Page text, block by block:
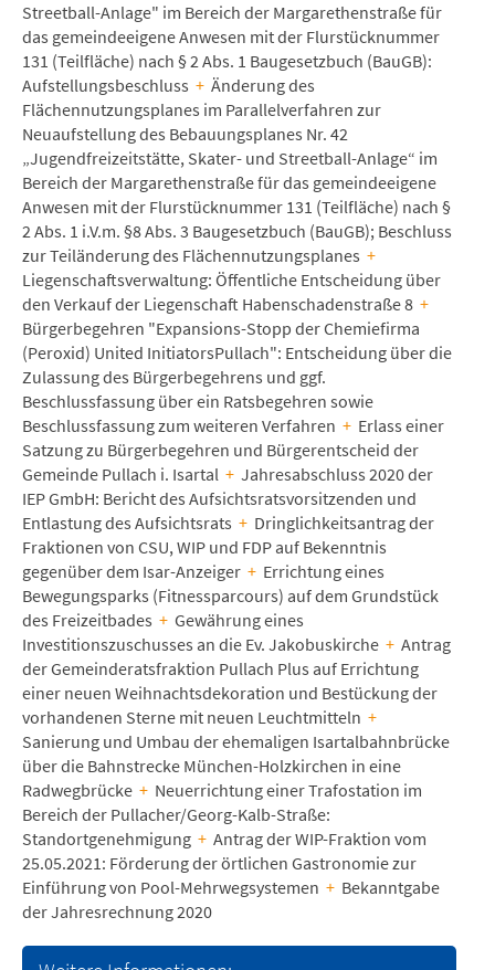
Streetball-Anlage" im Bereich der Margarethenstraße für
das gemeindeeigene Anwesen mit der Flurstücknummer
131 (Teilfläche) nach § 2 Abs. 1 Baugesetzbuch (BauGB):
Aufstellungsbeschluss + Änderung des
Flächennutzungsplanes im Parallelverfahren zur
Neuaufstellung des Bebauungsplanes Nr. 42
„Jugendfreizeitstätte, Skater- und Streetball-Anlage“ im
Bereich der Margarethenstraße für das gemeindeeigene
Anwesen mit der Flurstücknummer 131 (Teilfläche) nach §
2 Abs. 1 i.V.m. §8 Abs. 3 Baugesetzbuch (BauGB); Beschluss
zur Teiländerung des Flächennutzungsplanes +
Liegenschaftsverwaltung: Öffentliche Entscheidung über
den Verkauf der Liegenschaft Habenschadenstraße 8 +
Bürgerbegehren "Expansions-Stopp der Chemiefirma
(Peroxid) United InitiatorsPullach": Entscheidung über die
Zulassung des Bürgerbegehrens und ggf.
Beschlussfassung über ein Ratsbegehren sowie
Beschlussfassung zum weiteren Verfahren + Erlass einer
Satzung zu Bürgerbegehren und Bürgerentscheid der
Gemeinde Pullach i. Isartal + Jahresabschluss 2020 der
IEP GmbH: Bericht des Aufsichtsratsvorsitzenden und
Entlastung des Aufsichtsrats + Dringlichkeitsantrag der
Fraktionen von CSU, WIP und FDP auf Bekenntnis
gegenüber dem Isar-Anzeiger + Errichtung eines
Bewegungsparks (Fitnessparcours) auf dem Grundstück
des Freizeitbades + Gewährung eines
Investitionszuschusses an die Ev. Jakobuskirche + Antrag
der Gemeinderatsfraktion Pullach Plus auf Errichtung
einer neuen Weihnachtsdekoration und Bestückung der
vorhandenen Sterne mit neuen Leuchtmitteln +
Sanierung und Umbau der ehemaligen Isartalbahnbrücke
über die Bahnstrecke München-Holzkirchen in eine
Radwegbrücke + Neuerrichtung einer Trafostation im
Bereich der Pullacher/Georg-Kalb-Straße:
Standortgenehmigung + Antrag der WIP-Fraktion vom
25.05.2021: Förderung der örtlichen Gastronomie zur
Einführung von Pool-Mehrwegsystemen + Bekanntgabe
der Jahresrechnung 2020